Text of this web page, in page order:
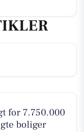
for 7.750.000
boliger